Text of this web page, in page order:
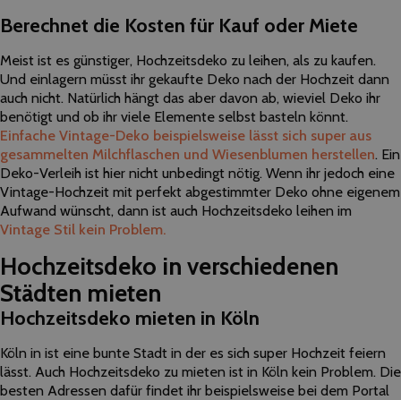
Berechnet die Kosten für Kauf oder Miete
Meist ist es günstiger, Hochzeitsdeko zu leihen, als zu kaufen.
Und einlagern müsst ihr gekaufte Deko nach der Hochzeit dann
auch nicht. Natürlich hängt das aber davon ab, wieviel Deko ihr
benötigt und ob ihr viele Elemente selbst basteln könnt.
Einfache Vintage-Deko beispielsweise lässt sich super aus
gesammelten Milchflaschen und Wiesenblumen herstellen. Ein
Deko-Verleih ist hier nicht unbedingt nötig. Wenn ihr jedoch eine
Vintage-Hochzeit mit perfekt abgestimmter Deko ohne eigenem
Aufwand wünscht, dann ist auch Hochzeitsdeko leihen im
Vintage Stil kein Problem.
Hochzeitsdeko in verschiedenen
Städten mieten
Hochzeitsdeko mieten in Köln
Köln in ist eine bunte Stadt in der es sich super Hochzeit feiern
lässt. Auch Hochzeitsdeko zu mieten ist in Köln kein Problem. Die
besten Adressen dafür findet ihr beispielsweise bei dem Portal